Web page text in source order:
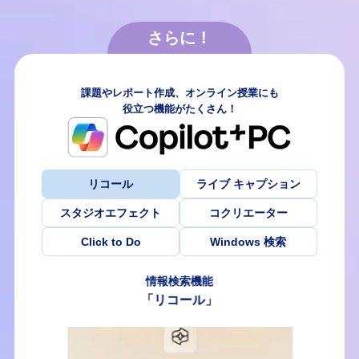
課題やレポート作成、オンライン授業にも
役立つ機能がたくさん！
情報検索機能
「リコール」